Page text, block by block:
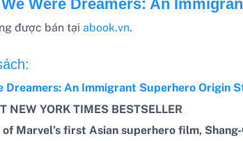
Were Dreamers: An
được bán tại abook.vn.
Dreamers: An Immigrant Superhero Origin
NEW YORK TIMES BESTSELLER
Marvel’s first Asian superhero film,